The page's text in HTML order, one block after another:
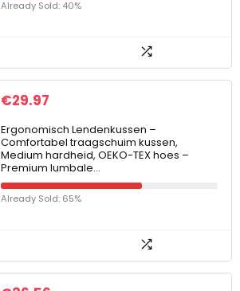
Already Sold: 40%
€29.97
Ergonomisch Lendenkussen –
Comfortabel traagschuim kussen,
Medium hardheid, OEKO-TEX hoes –
Premium lumbale…
Already Sold: 65%